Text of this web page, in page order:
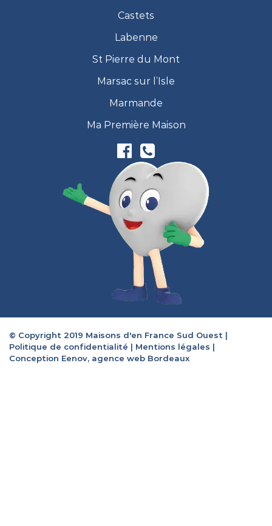
Castets
Labenne
St Pierre du Mont
Marsac sur l’Isle
Marmande
Ma Première Maison
© Copyright 2019 Maisons d'en France Sud Ouest |
Politique de confidentialité | Mentions légales |
Conception Eenov, agence web Bordeaux